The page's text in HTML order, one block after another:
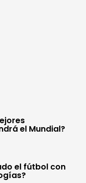
el Mundial?
el fútbol con